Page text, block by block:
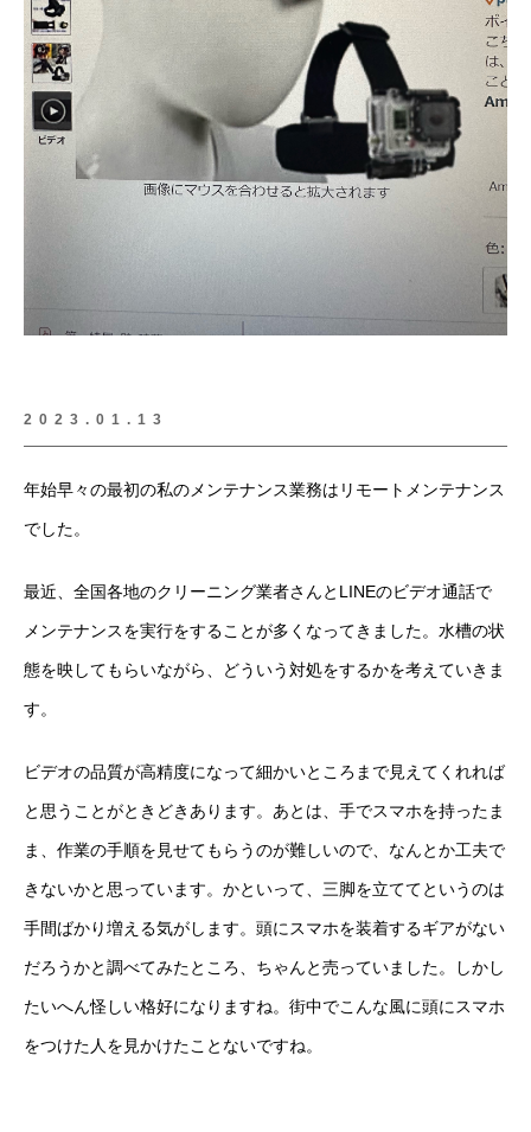
2023.01.13
年始早々の最初の私のメンテナンス業務はリモートメンテナンス
でした。
最近、全国各地のクリーニング業者さんとLINEのビデオ通話で
メンテナンスを実行をすることが多くなってきました。水槽の状
態を映してもらいながら、どういう対処をするかを考えていきま
す。
ビデオの品質が高精度になって細かいところまで見えてくれれば
と思うことがときどきあります。あとは、手でスマホを持ったま
ま、作業の手順を見せてもらうのが難しいので、なんとか工夫で
きないかと思っています。かといって、三脚を立ててというのは
手間ばかり増える気がします。頭にスマホを装着するギアがない
だろうかと調べてみたところ、ちゃんと売っていました。しかし
たいへん怪しい格好になりますね。街中でこんな風に頭にスマホ
をつけた人を見かけたことないですね。